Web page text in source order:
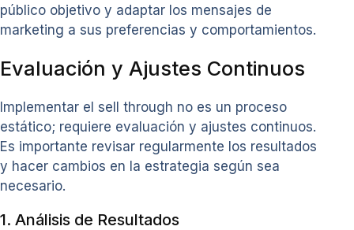
público objetivo y adaptar los mensajes de
marketing a sus preferencias y comportamientos.
Evaluación y Ajustes Continuos
Implementar el sell through no es un proceso
estático; requiere evaluación y ajustes continuos.
Es importante revisar regularmente los resultados
y hacer cambios en la estrategia según sea
necesario.
1. Análisis de Resultados